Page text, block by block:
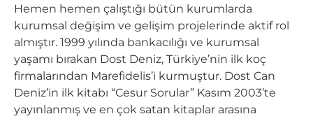
Hemen hemen çalıştığı bütün kurumlarda
kurumsal değişim ve gelişim projelerinde aktif rol
almıştır. 1999 yılında bankacılığı ve kurumsal
yaşamı bırakan Dost Deniz, Türkiye’nin ilk koç
firmalarından Marefidelis’i kurmuştur. Dost Can
Deniz’in ilk kitabı “Cesur Sorular” Kasım 2003’te
yayınlanmış ve en çok satan kitaplar arasına